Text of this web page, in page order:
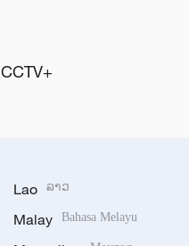
CCTV+
Lao ລາວ
Malay Bahasa Melayu